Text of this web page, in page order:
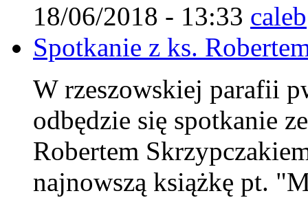
18/06/2018 - 13:33 caleb
Spotkanie z ks.
W rzeszowskiej parafii
odbędzie się spotkanie
Robertem
najnowszą książkę pt.